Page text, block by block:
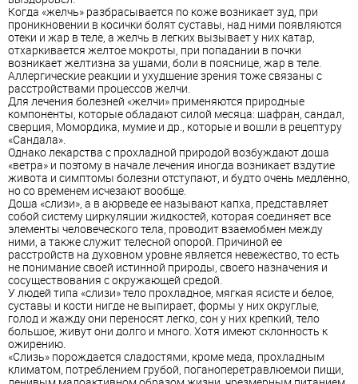
Когда «желчь» разбрасывается по коже возникает зуд, при
проникновении в косички болят суставы, над ними появляются
отеки и жар в теле, а желчь в легких вызывает у них катар,
отхаркивается желтое мокроты, при попадании в почки
возникает желтизна за ушами, боли в пояснице, жар в теле.
Аллергические реакции и ухудшение зрения тоже связаны с
расстройствами процессов желчи.
Для лечения болезней «желчи» применяются природные
компоненты, которые обладают силой месяца: шафран, сандал,
сверция, Момордика, мумие и др., которые и вошли в рецептуру
«Сандала».
Однако лекарства с прохладной природой возбуждают доша
«ветра» и поэтому в начале лечения иногда возникает вздутие
живота и симптомы болезни отступают, и будто очень медленно,
но со временем исчезают вообще.
Доша «слизи», а в аюрведе ее называют капха, представляет
собой систему циркуляции жидкостей, которая соединяет все
элементы человеческого тела, проводит взаемобмен между
ними, а также служит телесной опорой. Причиной ее
расстройств на духовном уровне является невежество, то есть
не понимание своей истинной природы, своего назначения и
сосуществования с окружающей средой.
У людей типа «слизи» тело прохладное, мягкая ясисте и белое,
суставы и кости нигде не выпирает, формы у них округлые,
голод и жажду они переносят легко, сон у них крепкий, тело
большое, живут они долго и много. Хотя имеют склонность к
ожирению.
«Слизь» порождается сладостями, кроме меда, прохладным
климатом, потреблением грубой, поганоперетравлюемои пищи,